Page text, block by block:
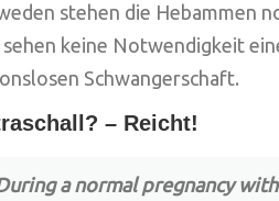
stehen die Hebammen
sehen keine Notwendigkeit
Schwangerschaft.
– Reicht!
a normal pregnancy